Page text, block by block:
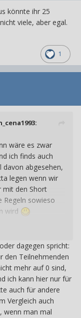
könnte ihr 25
viele, aber egal.
1
:
wäre es zwar
ich finds auch
davon abgesehen,
legen wenn wir
mit den Short
Regeln sowieso
wird
dagegen spricht:
den Teilnehmenden
mehr auf 0 sind,
ich kann hier nur für
auch für andere
Vergleich auch
wenn man mal